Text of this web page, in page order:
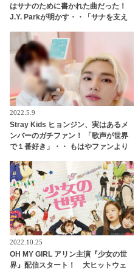
はサナのために書かれた曲だった！
J.Y. Parkが明かす・・「サナを支え
彼女たちの友情に敬意を表す
2022.5.9
Stray Kids ヒョンジン、実はあるメ
ンバーのガチファン！ 「歌声が世界
で１番好き」・・ もはやファンより
ていることが明らかに
2022.10.25
OH MY GIRL アリン主演『少女の世
界』配信スタート！ 大ヒットウェ